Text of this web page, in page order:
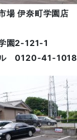
場 伊奈町学園店
園2-121-1
ル 0120-41-1018